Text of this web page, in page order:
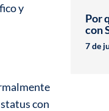
y
con
Por
con
7 de